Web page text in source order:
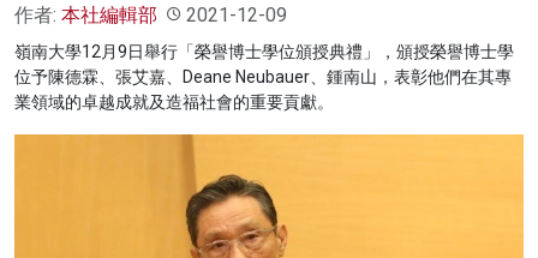
作者: 本社編輯部 2021-12-09
嶺南大學12月9日舉行「榮譽博士學位頒授典禮」，頒授榮譽博士學
位予陳德霖、張艾嘉、Deane Neubauer、鍾南山，表彰他們在其專
業領域的卓越成就及造福社會的重要貢獻。